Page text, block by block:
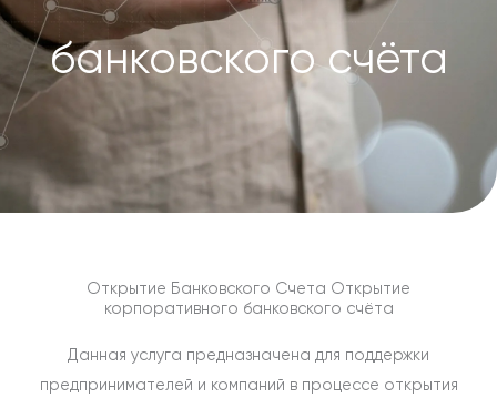
банковского счёта
Открытие Банковского Счета Открытие
корпоративного банковского счёта
Данная услуга предназначена для поддержки
предпринимателей и компаний в процессе открытия